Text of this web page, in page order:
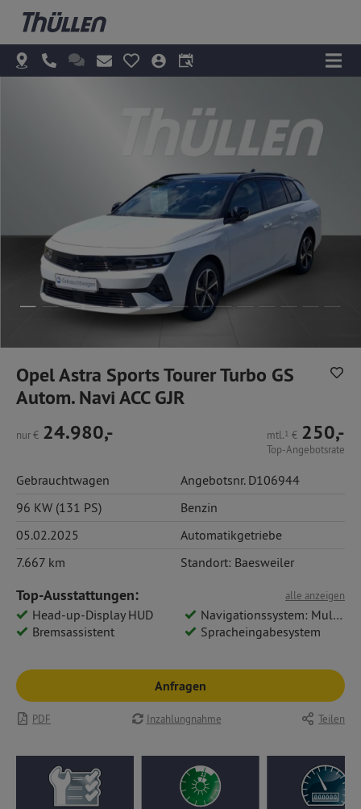
Opel Astra Sports Tourer Turbo GS
Autom. Navi ACC GJR
nur€ 24.980,- mtl.1 € 250,-
Top-Angebotsrate
Gebrauchtwagen
Angebotsnr. D106944
96 KW (131 PS)
Benzin
05.02.2025
Automatikgetriebe
7.667 km
Standort: Baesweiler
alle anzeigen
Top-Ausstattungen:
Head-up-Display HUD
Navigationssystem: Multimedia Navi Pro 10
Bremsassistent
Spracheingabesystem
Anfragen
PDF Inzahlungnahme Teilen